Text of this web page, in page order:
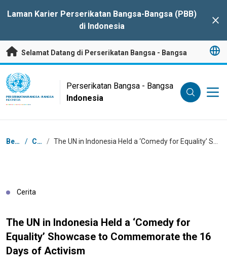
Laman Karier Perserikatan Bangsa-Bangsa (PBB)
di Indonesia
Selamat Datang di Perserikatan Bangsa - Bangsa
UN Logo
PERSERIKATAN BANGSA - BANGSA
INDONESIA
Perserikatan Bangsa - Bangsa
Indonesia
Breadcrumb
Beranda / Cerita /
Cerita
The UN in Indonesia Held a ‘Comedy for
Equality’ Showcase to Commemorate the 16
Days of Activism